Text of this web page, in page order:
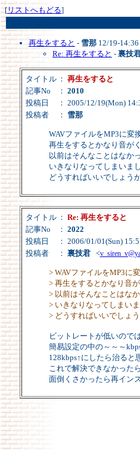
[リストへもどる]
再生をすると - 雪那 12/19-14:36
Re: 再生をすると - 裏技
タイトル ： 再生をすると
記事No
： 2010
投稿日
： 2005/12/19(Mon)
投稿者
： 雪那
WAVファイルをMP3に変
再生をするとかなり音が
以前はそんなことはなか
いきなりなってしまいまし
どうすればいいでしょう
タイトル ： Re: 再生をすると
記事No
： 2022
投稿日
： 2006/01/01(Sun)
投稿者
： 裏技君<
> WAVファイルをMP3に変
> 再生をするとかなり音
> 以前はそんなことはなか
> いきなりなってしまいま
> どうすればいいでしょ
ビットレートが低いので
簡易設定の中の～～～
128kbps↑にしたら治ると
これで解決できなかった
面倒くさかったら再イン